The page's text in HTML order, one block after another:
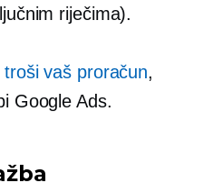
riječima).
vaš proračun,
Google Ads.